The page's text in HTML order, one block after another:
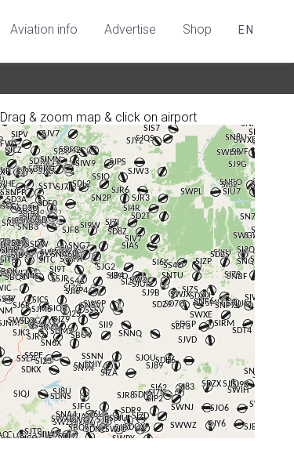
Aviation info Advertise Shop EN
Drag & zoom map & click on airport